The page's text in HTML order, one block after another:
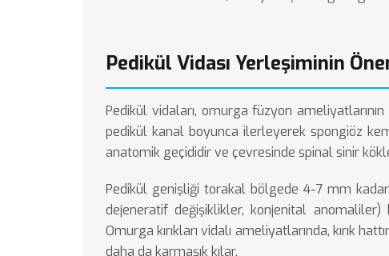
Pedikül Vidası Yerleşiminin
Pedikül vidaları, omurga füzyon
pedikül kanal boyunca ilerleyerek spongiöz
anatomik geçididir ve çevresinde spinal sinir
Pedikül genişliği torakal bölgede 4-7 mm
dejeneratif değişiklikler, konjenital
Omurga kırıkları vidalı ameliyatlarında, kırık
daha da karmaşık kılar.